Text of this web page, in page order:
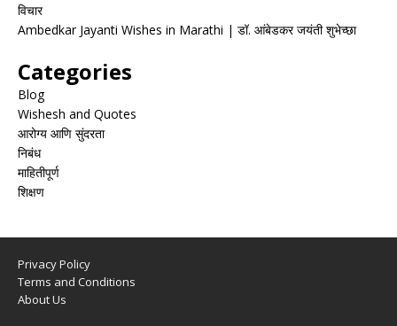
विचार
Ambedkar Jayanti Wishes in Marathi | डॉ. आंबेडकर जयंती शुभेच्छा
Categories
Blog
Wishesh and Quotes
आरोग्य आणि सुंदरता
निबंध
माहितीपूर्ण
शिक्षण
Privacy Policy
Terms and Conditions
About Us